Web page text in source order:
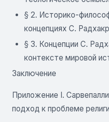
§ 2. Историко-
концепциях С.
§ 3. Концепции С.
контексте мировой
Заключение
Приложение I.
подход к проблеме